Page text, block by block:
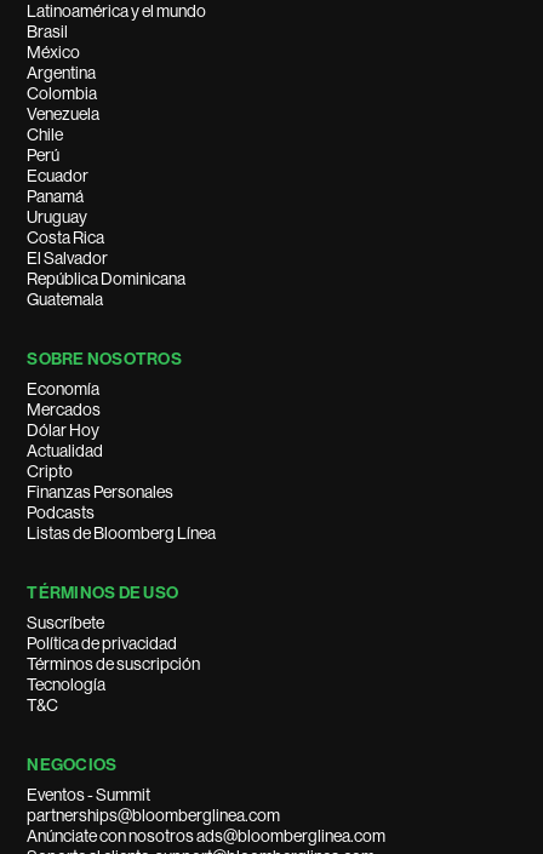
Latinoamérica y el mundo
Brasil
México
Argentina
Colombia
Venezuela
Chile
Perú
Ecuador
Panamá
Uruguay
Costa Rica
El Salvador
República Dominicana
Guatemala
SOBRE NOSOTROS
Economía
Mercados
Dólar Hoy
Actualidad
Cripto
Finanzas Personales
Podcasts
Listas de Bloomberg Línea
TÉRMINOS DE USO
Suscríbete
Política de privacidad
Términos de suscripción
Tecnología
T&C
NEGOCIOS
Eventos - Summit
partnerships@bloomberglinea.com
Anúnciate con nosotros ads@bloomberglinea.com